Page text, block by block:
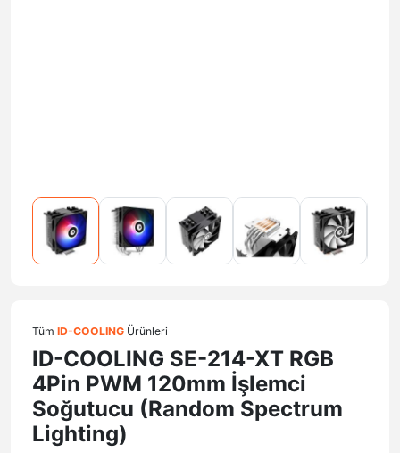
Tüm ID-COOLING Ürünleri
ID-COOLING SE-214-XT RGB
4Pin PWM 120mm İşlemci
Soğutucu (Random Spectrum
Lighting)